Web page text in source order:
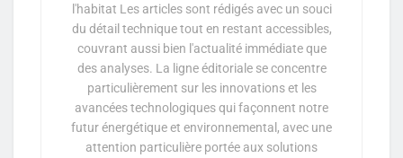
l'habitat Les articles sont rédigés avec un souci
du détail technique tout en restant accessibles,
couvrant aussi bien l'actualité immédiate que
des analyses. La ligne éditoriale se concentre
particulièrement sur les innovations et les
avancées technologiques qui façonnent notre
futur énergétique et environnemental, avec une
attention particulière portée aux solutions